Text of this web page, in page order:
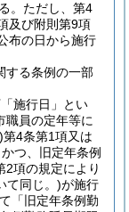
。 ただし、第4
及び附則第9項
布の日から施行
する条例の一部
施行日」とい
職員の定年等に
第4条第1項又は
つ、旧定年条例
2項の規定により
て同じ。)が施行
「旧定年条例勤